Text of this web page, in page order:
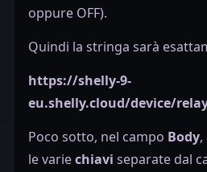
oppure OFF).
Quindi la stringa sarà
https://shelly-9-
eu.shelly.cloud/device/
Poco sotto, nel campo Body,
le variechiavi separate dal